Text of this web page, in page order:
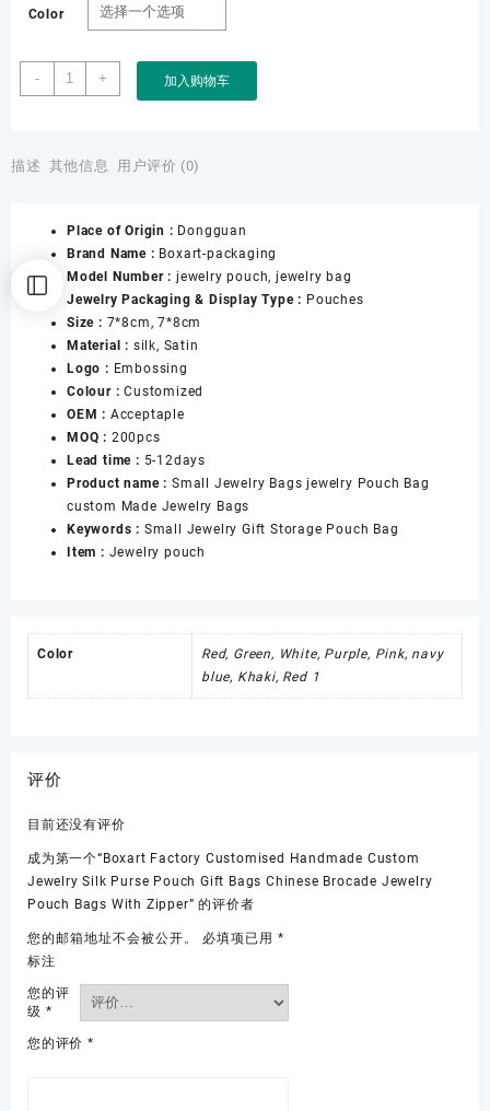
Color
-
Boxart
Factory
Custom
Purse
Pouch
Gift
Bags
Chinese
Brocade
Jewelry
Pouch
Bags
With
Zipper
数
+ 加入购物车
描述 其他信息 用户评价 (0)
Place of Origin : Dongguan
Brand Name : Boxart-packaging
Model Number : jewelry pouch, jewelry bag
Jewelry Packaging & Display Type : Pouches
Size : 7*8cm, 7*8cm
Material : silk, Satin
Logo : Embossing
Colour :Customized
OEM : Acceptaple
MOQ : 200pcs
Lead time : 5-12days
Product name : Small Jewelry Bags jewelry Pouch Bag
custom Made Jewelry Bags
Keywords : Small Jewelry Gift Storage Pouch Bag
Item : Jewelry pouch
Color
Red, Green, White, Purple, Pink, navy
blue, Khaki, Red 1
评价
目前还没有评价
成为第一个“Boxart Factory Customised Handmade Custom
Jewelry Silk Purse Pouch Gift Bags Chinese Brocade Jewelry
Pouch Bags With Zipper” 的评价者
您的邮箱地址不会被公开。 必填项已用 *
标注
您的评
级 *
您的评价 *